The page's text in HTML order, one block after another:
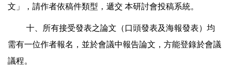
文」，請作者依稿件類型，遞交 本研討會投稿系統。
十、所有接受發表之論文（口頭發表及海報發表）均
需有一位作者報名，並於會議中報告論文，方能登錄於會議
議程。